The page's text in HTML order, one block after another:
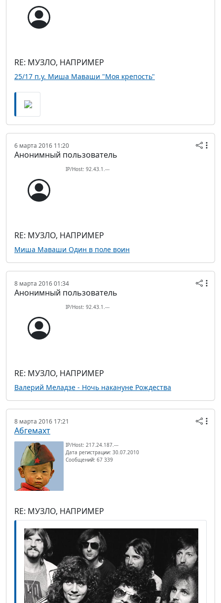
RE: МУЗЛО, НАПРИМЕР
25/17 п.у. Миша Маваши "Моя крепость"
6 марта 2016 11:20
Анонимный пользователь
IP/Host: 92.43.1.---
RE: МУЗЛО, НАПРИМЕР
Миша Маваши Один в поле воин
8 марта 2016 01:34
Анонимный пользователь
IP/Host: 92.43.1.---
RE: МУЗЛО, НАПРИМЕР
Валерий Меладзе - Ночь накануне Рождества
8 марта 2016 17:21
Абгемахт
IP/Host: 217.24.187.---
Дата регистрации: 30.07.2010
Сообщений: 67 339
RE: МУЗЛО, НАПРИМЕР